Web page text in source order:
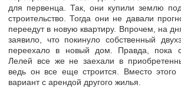
для первенца. Так, они купили землю
строительство. Тогда они не давали
переедут в новую квартиру. Впрочем, на
заявило, что покинуло собственный
переехало в новый дом. Правда, пока
Лелей все же не заехали в
ведь он все еще строится. Вместо
вариант с арендой другого жилья.